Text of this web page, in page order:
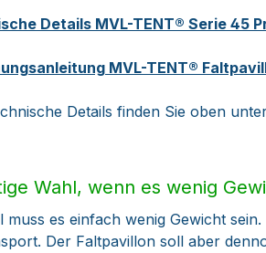
Details MVL-TENT® Serie 45
MVL-TENT®
Details finden Sie oben
Wahl, wenn es wenig
muss es einfach wenig Gewicht
Der Faltpavillon soll aber